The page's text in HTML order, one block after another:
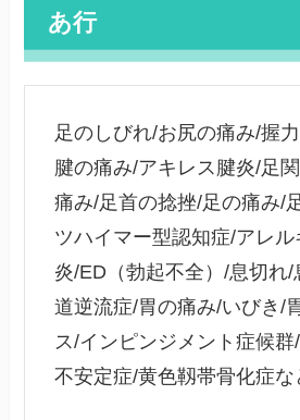
あ行
足のしびれ/お尻の痛み/握
腱の痛み/アキレス腱炎/足
痛み/足首の捻挫/足の痛み/
ツハイマー型認知症/アレ
炎/ED（勃起不全）/息切れ/
道逆流症/胃の痛み/いびき/
ス/インピンジメント症候
不安定症/黄色靱帯骨化症な